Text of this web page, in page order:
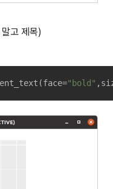
고 제목)
"bold"